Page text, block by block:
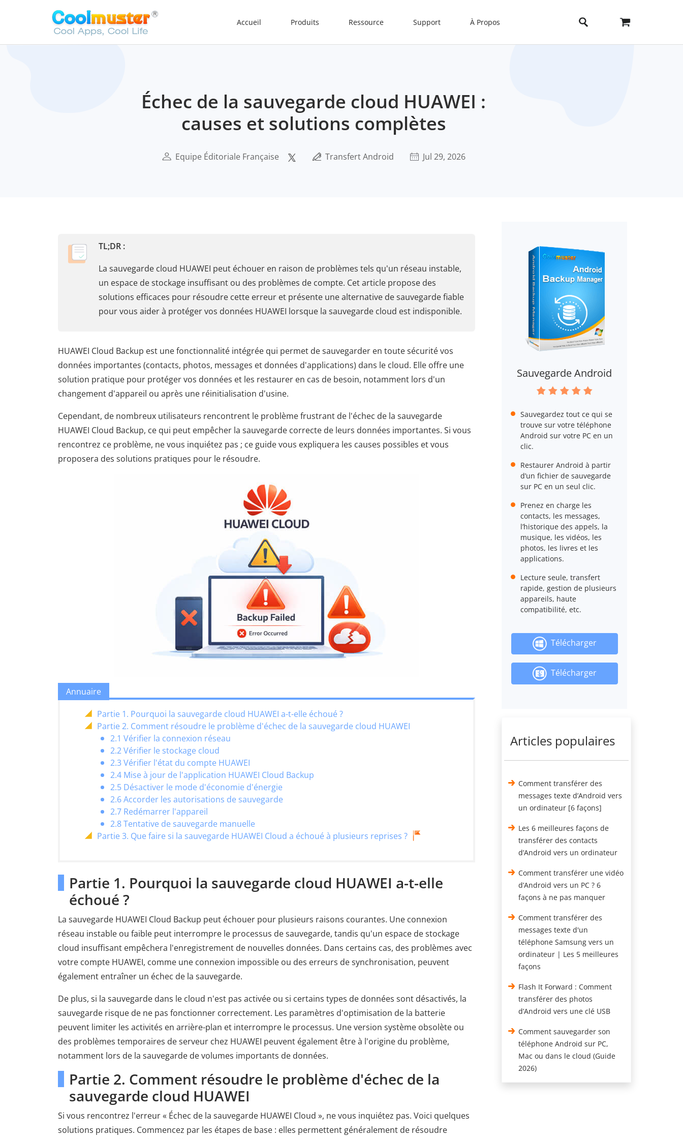
Accueil Produits Ressource Support À Propos
Échec de la sauvegarde cloud HUAWEI :
causes et solutions complètes
Equipe Éditoriale Française Transfert Android Jul 29, 2026
TL;DR :
La sauvegarde cloud HUAWEI peut échouer en raison de problèmes tels qu'un réseau instable,
un espace de stockage insuffisant ou des problèmes de compte. Cet article propose des
solutions efficaces pour résoudre cette erreur et présente une alternative de sauvegarde fiable
pour vous aider à protéger vos données HUAWEI lorsque la sauvegarde cloud est indisponible.
HUAWEI Cloud Backup est une fonctionnalité intégrée qui permet de sauvegarder en toute sécurité vos
données importantes (contacts, photos, messages et données d'applications) dans le cloud. Elle offre une
solution pratique pour protéger vos données et les restaurer en cas de besoin, notamment lors d'un
changement d'appareil ou après une réinitialisation d'usine.
Cependant, de nombreux utilisateurs rencontrent le problème frustrant de l'échec de la sauvegarde
HUAWEI Cloud Backup, ce qui peut empêcher la sauvegarde correcte de leurs données importantes. Si vous
rencontrez ce problème, ne vous inquiétez pas ; ce guide vous expliquera les causes possibles et vous
proposera des solutions pratiques pour le résoudre.
Annuaire
Partie 1. Pourquoi la sauvegarde cloud HUAWEI a-t-elle échoué ?
Partie 2. Comment résoudre le problème d'échec de la sauvegarde cloud HUAWEI
2.1 Vérifier la connexion réseau
2.2 Vérifier le stockage cloud
2.3 Vérifier l'état du compte HUAWEI
2.4 Mise à jour de l'application HUAWEI Cloud Backup
2.5 Désactiver le mode d'économie d'énergie
2.6 Accorder les autorisations de sauvegarde
2.7 Redémarrer l'appareil
2.8 Tentative de sauvegarde manuelle
Partie 3. Que faire si la sauvegarde HUAWEI Cloud a échoué à plusieurs reprises ?
Partie 1. Pourquoi la sauvegarde cloud HUAWEI a-t-elle
échoué ?
La sauvegarde HUAWEI Cloud Backup peut échouer pour plusieurs raisons courantes. Une connexion
réseau instable ou faible peut interrompre le processus de sauvegarde, tandis qu'un espace de stockage
cloud insuffisant empêchera l'enregistrement de nouvelles données. Dans certains cas, des problèmes avec
votre compte HUAWEI, comme une connexion impossible ou des erreurs de synchronisation, peuvent
également entraîner un échec de la sauvegarde.
De plus, si la sauvegarde dans le cloud n'est pas activée ou si certains types de données sont désactivés, la
sauvegarde risque de ne pas fonctionner correctement. Les paramètres d'optimisation de la batterie
peuvent limiter les activités en arrière-plan et interrompre le processus. Une version système obsolète ou
des problèmes temporaires de serveur chez HUAWEI peuvent également être à l'origine du problème,
notamment lors de la sauvegarde de volumes importants de données.
Partie 2. Comment résoudre le problème d'échec de la
sauvegarde cloud HUAWEI
Si vous rencontrez l'erreur « Échec de la sauvegarde HUAWEI Cloud », ne vous inquiétez pas. Voici quelques
solutions pratiques. Commencez par les étapes de base : elles permettent généralement de résoudre
Sauvegarde Android
Sauvegardez tout ce qui se
trouve sur votre téléphone
Android sur votre PC en un
clic.
Restaurer Android à partir
d’un fichier de sauvegarde
sur PC en un seul clic.
Prenez en charge les
contacts, les messages,
l’historique des appels, la
musique, les vidéos, les
photos, les livres et les
applications.
Lecture seule, transfert
rapide, gestion de plusieurs
appareils, haute
compatibilité, etc.
Télécharger
Télécharger
Articles populaires
Comment transférer des
messages texte d’Android vers
un ordinateur [6 façons]
Les 6 meilleures façons de
transférer des contacts
d’Android vers un ordinateur
Comment transférer une vidéo
d’Android vers un PC ? 6
façons à ne pas manquer
Comment transférer des
messages texte d'un
téléphone Samsung vers un
ordinateur | Les 5 meilleures
façons
Flash It Forward : Comment
transférer des photos
d’Android vers une clé USB
Comment sauvegarder son
téléphone Android sur PC,
Mac ou dans le cloud (Guide
2026)